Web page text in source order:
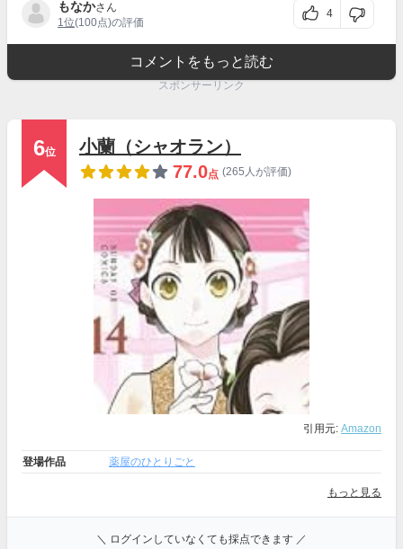
もなかさん
1位(100点)の評価
4
コメントをもっと読む
スポンサーリンク
6位
小蘭（シャオラン）
77.0点 (265人が評価)
引用元: Amazon
登場作品 薬屋のひとりごと
もっと見る
＼ ログインしていなくても採点できます ／